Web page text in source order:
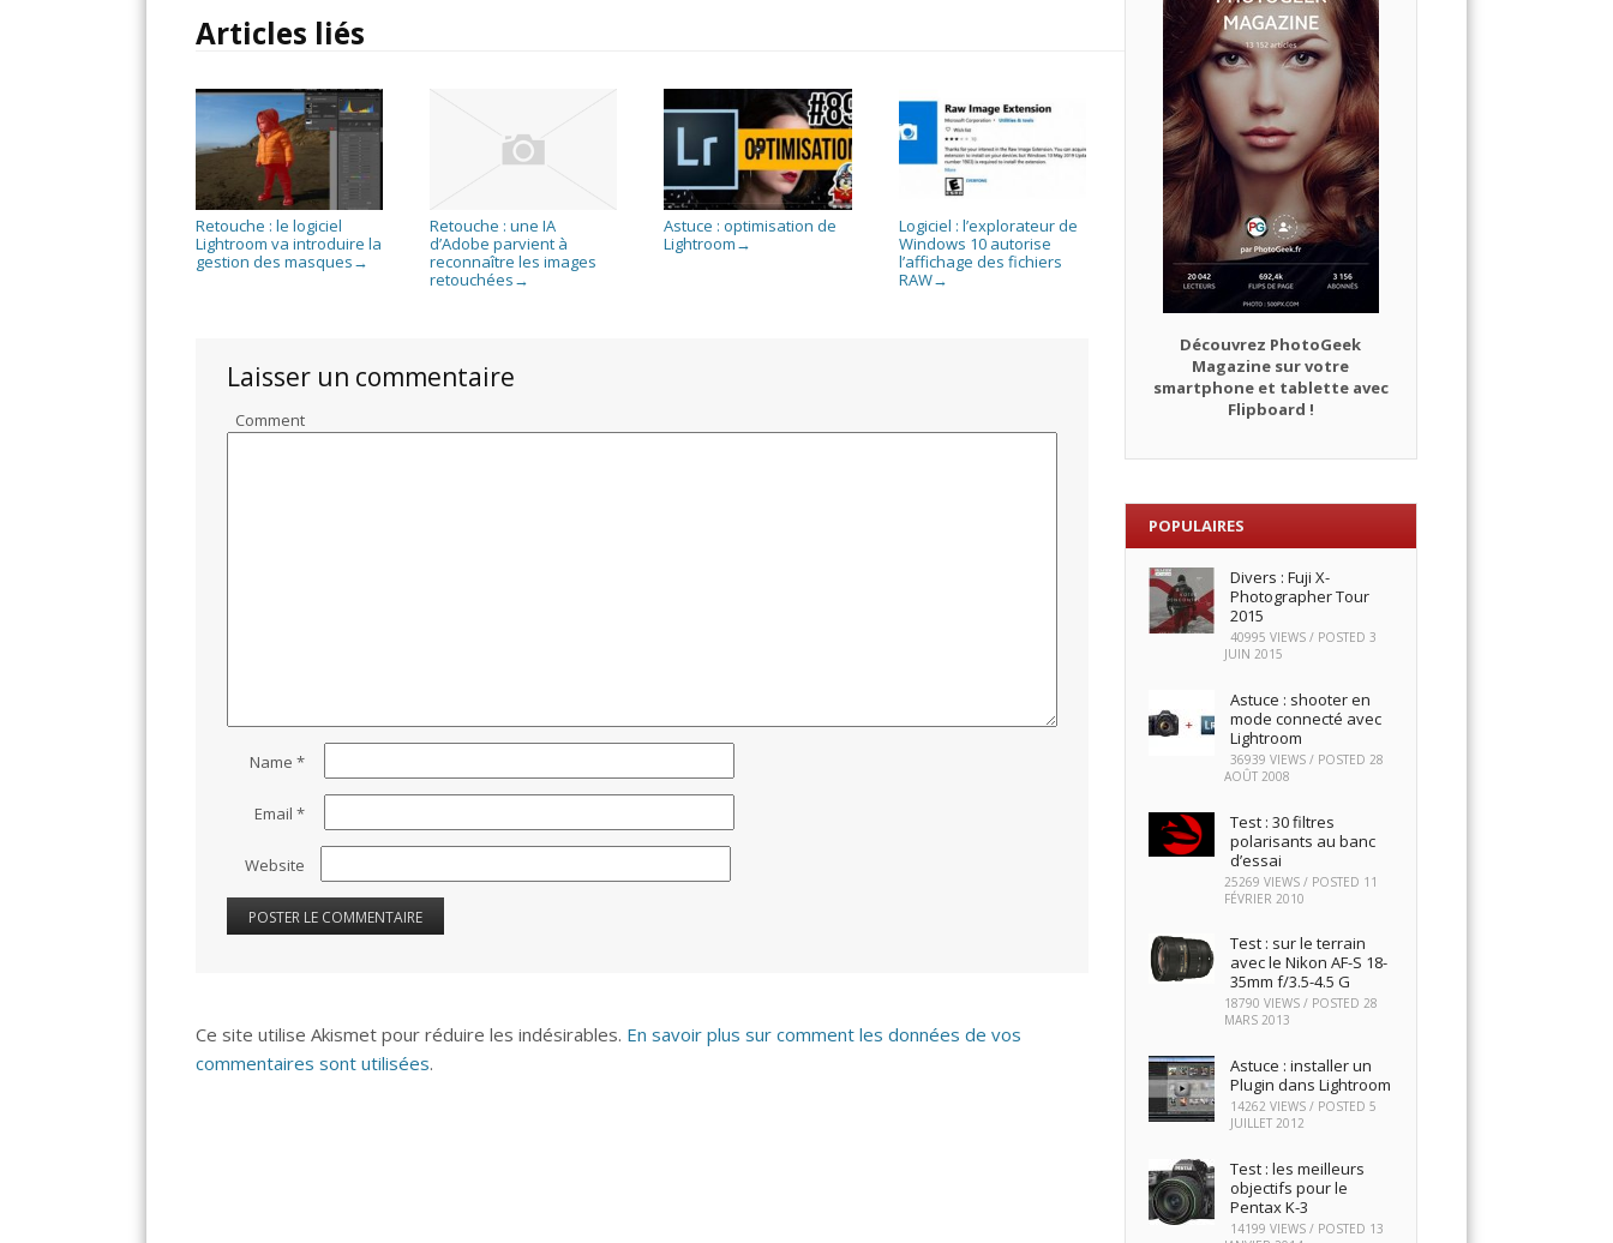
Articles liés
Retouche : le logiciel
Lightroom va introduire la
gestion des masques →
Retouche : une IA
d’Adobe parvient à
reconnaître les images
retouchées →
Astuce : optimisation de
Lightroom →
Logiciel : l’explorateur de
Windows 10 autorise
l’affichage des fichiers
RAW→
Laisser un commentaire
Comment
Name*
Email*
Website
Ce site utilise Akismet pour réduire les indésirables. En savoir plus sur comment les données de vos
commentaires sont utilisées.
Découvrez PhotoGeek
Magazine sur votre
smartphone et tablette avec
Flipboard !
POPULAIRES
Divers : Fuji X-
Photographer Tour
2015
40995 VIEWS / POSTED3
JUIN 2015
Astuce : shooter en
mode connecté avec
Lightroom
36939 VIEWS / POSTED28
AOÛT 2008
Test : 30 filtres
polarisants au banc
d’essai
25269 VIEWS / POSTED 11
FÉVRIER 2010
Test : sur le terrain
avec le Nikon AF-S 18-
35mm f/3.5-4.5 G
18790 VIEWS / POSTED28
MARS 2013
Astuce : installer un
Plugin dans Lightroom
14262 VIEWS / POSTED5
JUILLET 2012
Test : les meilleurs
objectifs pour le
Pentax K-3
14199 VIEWS / POSTED 13